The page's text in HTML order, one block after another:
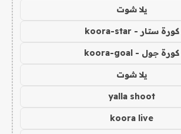
يلا شوت
كورة ستار - koora-star
كورة جول - koora-goal
يلا شوت
yalla shoot
koora live